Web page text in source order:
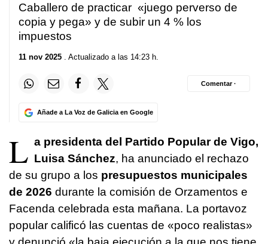
Caballero de practicar «juego perverso de
copia y pega» y de subir un 4 % los
impuestos
11 nov 2025 . Actualizado a las 14:23 h.
Añade a La Voz de Galicia en Google
Comentar ·
L a presidenta del Partido Popular de Vigo,
Luisa Sánchez, ha anunciado el rechazo
de su grupo a los presupuestos municipales
de 2026 durante la comisión de Orzamentos e
Facenda celebrada esta mañana. La portavoz
popular calificó las cuentas de «poco realistas»